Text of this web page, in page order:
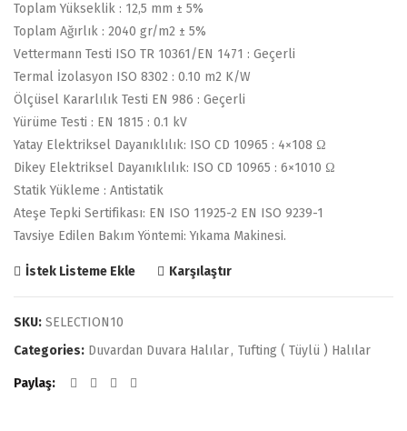
Toplam Yükseklik : 12,5 mm ± 5%
Toplam Ağırlık : 2040 gr/m2 ± 5%
Vettermann Testi ISO TR 10361/EN 1471 : Geçerli
Termal İzolasyon ISO 8302 : 0.10 m2 K/W
Ölçüsel Kararlılık Testi EN 986 : Geçerli
Yürüme Testi : EN 1815 : 0.1 kV
Yatay Elektriksel Dayanıklılık: ISO CD 10965 : 4×108 Ω
Dikey Elektriksel Dayanıklılık: ISO CD 10965 : 6×1010 Ω
Statik Yükleme : Antistatik
Ateşe Tepki Sertifikası: EN ISO 11925-2 EN ISO 9239-1
Tavsiye Edilen Bakım Yöntemi: Yıkama Makinesi.
İstek Listeme Ekle Karşılaştır
SKU: SELECTION10
Categories: Duvardan Duvara Halılar, Tufting ( Tüylü ) Halılar
Paylaş